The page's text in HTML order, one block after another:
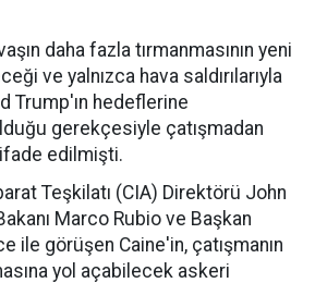
daha fazla tırmanmasının yeni
ve yalnızca hava saldırılarıyla
Trump'ın hedeflerine
gerekçesiyle çatışmadan
ifade edilmişti.
Teşkilatı (CIA) Direktörü John
Marco Rubio ve Başkan
ile görüşen Caine'in, çatışmanın
yol açabilecek askeri